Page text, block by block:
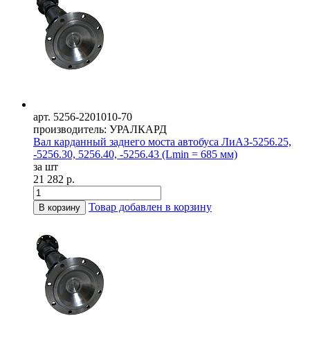
арт. 5256-2201010-70
производитель: УРАЛКАРД
Вал карданный заднего моста автобуса ЛиАЗ-5256.25,
-5256.30, 5256.40, -5256.43 (Lmin = 685 мм)
за шт
21 282 р.
В корзину Товар добавлен в корзину